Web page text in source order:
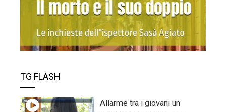
TG FLASH
Allarme tra i giovani un